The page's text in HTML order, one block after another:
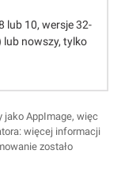
lub 10, wersje 32-
lub nowszy, tylko
jako AppImage, więc
więcej informacji
zostało